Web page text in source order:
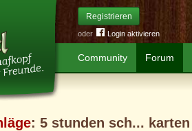
Registrieren
oder Login aktivieren
Community Forum
: 5 stunden sch... karten